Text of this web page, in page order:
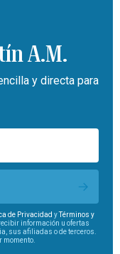
A.M.
y directa para
de Privacidad y
Términos y
información u ofertas
sus afiliadas o de terceros.
momento.